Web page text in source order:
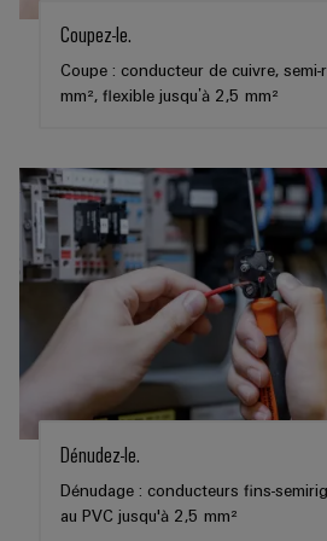
fer
Des
solutions
numériques
pour
une
mobilité
respectueuse
du
climat
dans
transport
ferrooviaire
Construction
navale
Solutions
de
Outils
d'ingénierie
et
Mesure
d'énergie
Weidmüller
industrielle
Accès
Plateforme
de
Coupez-le.
Coupe : conducteur de cuivre, semi-
mm², flexible jusqu’à 2,5 mm²
Dénudez-le.
Dénudage : conducteurs fins-
au PVC jusqu'à 2,5 mm²